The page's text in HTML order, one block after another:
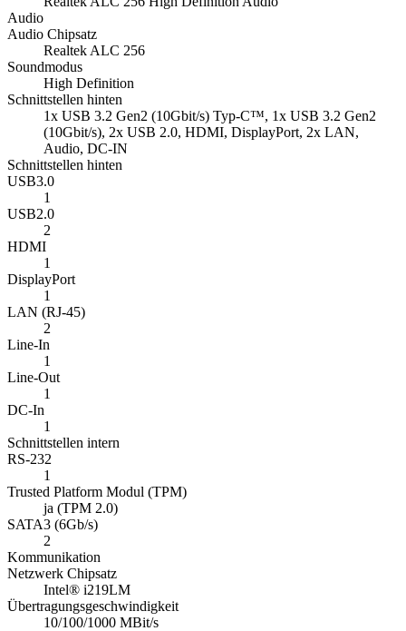
Audio
Audio Chipsatz
Realtek ALC 256
Soundmodus
High Definition
Schnittstellen hinten
1x USB 3.2 Gen2 (10Gbit/s) Typ-C™, 1x USB 3.2 Gen2
(10Gbit/s), 2x USB 2.0, HDMI, DisplayPort, 2x LAN,
Audio, DC-IN
Schnittstellen hinten
USB3.0
1
USB2.0
2
HDMI
1
DisplayPort
1
LAN (RJ-45)
2
Line-In
1
Line-Out
1
DC-In
1
Schnittstellen intern
RS-232
1
Trusted Platform Modul (TPM)
ja (TPM 2.0)
SATA3 (6Gb/s)
2
Kommunikation
Netzwerk Chipsatz
Intel® i219LM
Übertragungsgeschwindigkeit
10/100/1000 MBit/s